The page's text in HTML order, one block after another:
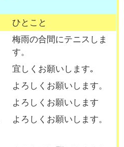
ひとこと
梅雨の合間にテニスしま
す。
宜しくお願いします｡
よろしくお願いします。
よろしくお願いします
よろしくお願いします。